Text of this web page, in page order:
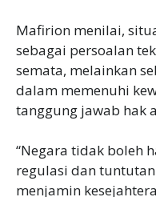
Mafirion menilai,
sebagai persoalan
semata, melainkan
dalam memenuhi
tanggung jawab hak
“Negara tidak boleh
regulasi dan
menjamin